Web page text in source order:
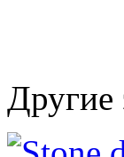
Другие